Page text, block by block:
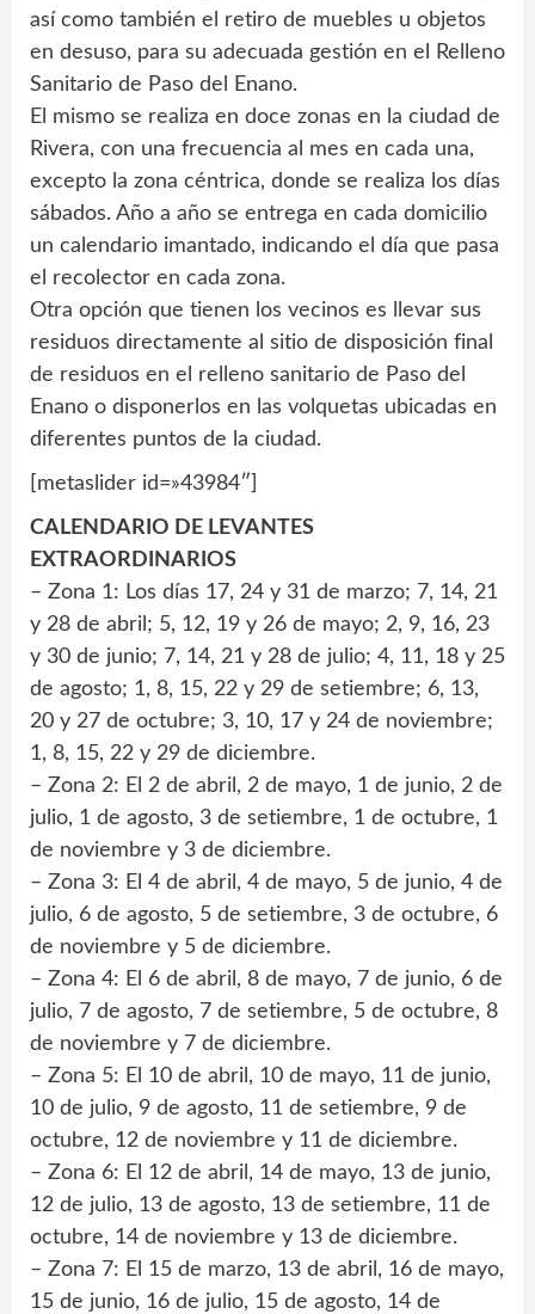
así como también el retiro de muebles u objetos
en desuso, para su adecuada gestión en el Relleno
Sanitario de Paso del Enano.
El mismo se realiza en doce zonas en la ciudad de
Rivera, con una frecuencia al mes en cada una,
excepto la zona céntrica, donde se realiza los días
sábados. Año a año se entrega en cada domicilio
un calendario imantado, indicando el día que pasa
el recolector en cada zona.
Otra opción que tienen los vecinos es llevar sus
residuos directamente al sitio de disposición final
de residuos en el relleno sanitario de Paso del
Enano o disponerlos en las volquetas ubicadas en
diferentes puntos de la ciudad.
[metaslider id=»43984″]
CALENDARIO DE LEVANTES
EXTRAORDINARIOS
– Zona 1: Los días 17, 24 y 31 de marzo; 7, 14, 21
y 28 de abril; 5, 12, 19 y 26 de mayo; 2, 9, 16, 23
y 30 de junio; 7, 14, 21 y 28 de julio; 4, 11, 18 y 25
de agosto; 1, 8, 15, 22 y 29 de setiembre; 6, 13,
20 y 27 de octubre; 3, 10, 17 y 24 de noviembre;
1, 8, 15, 22 y 29 de diciembre.
– Zona 2: El 2 de abril, 2 de mayo, 1 de junio, 2 de
julio, 1 de agosto, 3 de setiembre, 1 de octubre, 1
de noviembre y 3 de diciembre.
– Zona 3: El 4 de abril, 4 de mayo, 5 de junio, 4 de
julio, 6 de agosto, 5 de setiembre, 3 de octubre, 6
de noviembre y 5 de diciembre.
– Zona 4: El 6 de abril, 8 de mayo, 7 de junio, 6 de
julio, 7 de agosto, 7 de setiembre, 5 de octubre, 8
de noviembre y 7 de diciembre.
– Zona 5: El 10 de abril, 10 de mayo, 11 de junio,
10 de julio, 9 de agosto, 11 de setiembre, 9 de
octubre, 12 de noviembre y 11 de diciembre.
– Zona 6: El 12 de abril, 14 de mayo, 13 de junio,
12 de julio, 13 de agosto, 13 de setiembre, 11 de
octubre, 14 de noviembre y 13 de diciembre.
– Zona 7: El 15 de marzo, 13 de abril, 16 de mayo,
15 de junio, 16 de julio, 15 de agosto, 14 de